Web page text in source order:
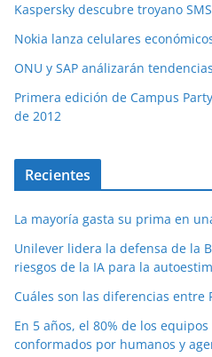
Kaspersky descubre troyano
Nokia lanza celulares
ONU y SAP análizarán
Primera edición de Campus
de 2012
Recientes
La mayoría gasta su prima en
Unilever lidera la defensa de la
riesgos de la IA para la
Cuáles son las diferencias entre
En 5 años, el 80% de los
conformados por humanos y